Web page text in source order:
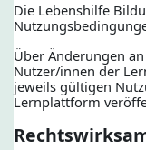
Die Lebenshilfe
Über Änderungen
Nutzer/innen der
jeweils gültigen
Lernplattform